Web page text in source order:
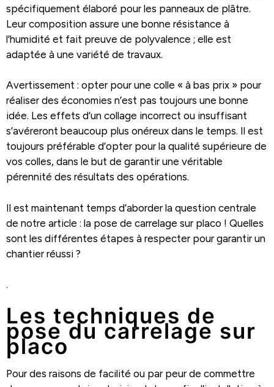
spécifiquement élaboré pour les panneaux de plâtre.
Leur composition assure une bonne résistance à
l’humidité et fait preuve de polyvalence ; elle est
adaptée à une variété de travaux.
Avertissement : opter pour une colle « à bas prix » pour
réaliser des économies n’est pas toujours une bonne
idée. Les effets d’un collage incorrect ou insuffisant
s’avéreront beaucoup plus onéreux dans le temps. Il est
toujours préférable d’opter pour la qualité supérieure de
vos colles, dans le but de garantir une véritable
pérennité des résultats des opérations.
Il est maintenant temps d’aborder la question centrale
de notre article : la pose de carrelage sur placo ! Quelles
sont les différentes étapes à respecter pour garantir un
chantier réussi ?
.
Les techniques de
pose du carrelage sur
placo
Pour des raisons de facilité ou par peur de commettre